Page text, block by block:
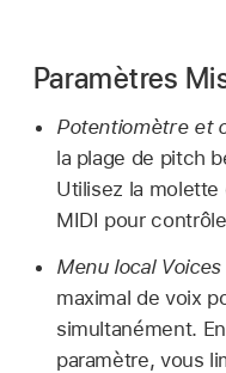
Paramètres
Potentiomètre et
la plage de pitch
Utilisez la
MIDI pour
Menu local Voices
maximal de voix
simultanément.
paramètre, vous